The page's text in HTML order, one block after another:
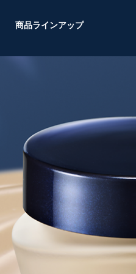
商品ラインアップ